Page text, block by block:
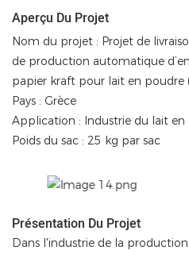
Aperçu Du Projet
Nom du projet : Projet de
de production automatique
papier kraft pour lait en poudre
Pays : Grèce
Application : Industrie du lait en
Poids du sac : 25 kg par sac
Présentation Du Projet
Dans l'industrie de la